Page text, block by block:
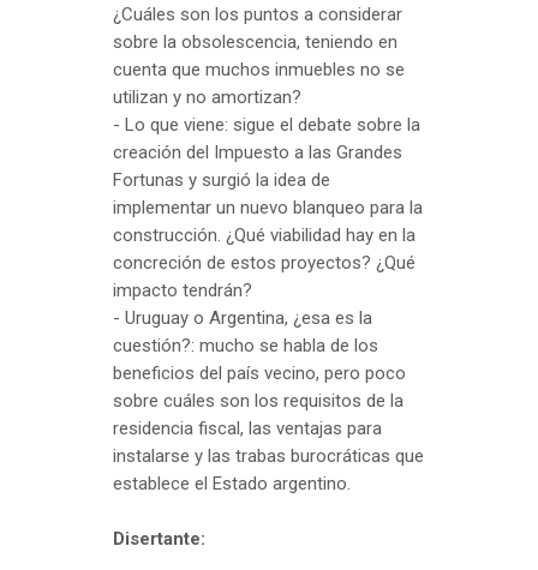
¿Cuáles son los puntos a considerar
sobre la obsolescencia, teniendo en
cuenta que muchos inmuebles no se
utilizan y no amortizan?
- Lo que viene: sigue el debate sobre la
creación del Impuesto a las Grandes
Fortunas y surgió la idea de
implementar un nuevo blanqueo para la
construcción. ¿Qué viabilidad hay en la
concreción de estos proyectos? ¿Qué
impacto tendrán?
- Uruguay o Argentina, ¿esa es la
cuestión?: mucho se habla de los
beneficios del país vecino, pero poco
sobre cuáles son los requisitos de la
residencia fiscal, las ventajas para
instalarse y las trabas burocráticas que
establece el Estado argentino.
Disertante: